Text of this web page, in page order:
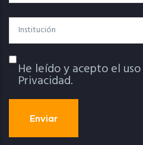
Institución
Política De Privacidad
He leído y acepto el
Privacidad.